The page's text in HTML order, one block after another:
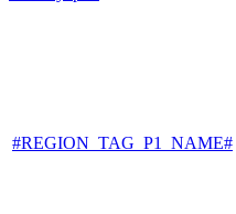
#REGION_TAG_P1_NAME#